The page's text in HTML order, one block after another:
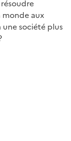
monde aux
une société plus